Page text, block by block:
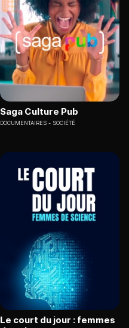
Saga Culture Pub
DOCUMENTAIRES SOCIÉTÉ
Le court du jour : femmes